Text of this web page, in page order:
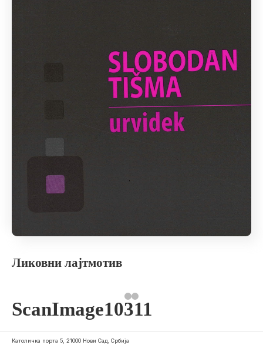
Ликовни лајтмотив
ScanImage10311
Католичка порта 5, 21000 Нови Сад, Србија